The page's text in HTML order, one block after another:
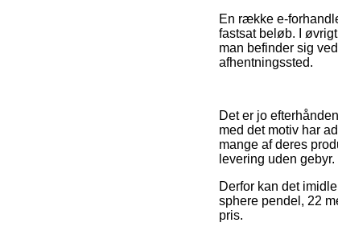
En række e-
fastsat beløb. I
man befinder sig
afhentningssted.
Det er jo
med det motiv har
mange af deres
levering uden gebyr.
Derfor kan det
sphere pendel, 22
pris.